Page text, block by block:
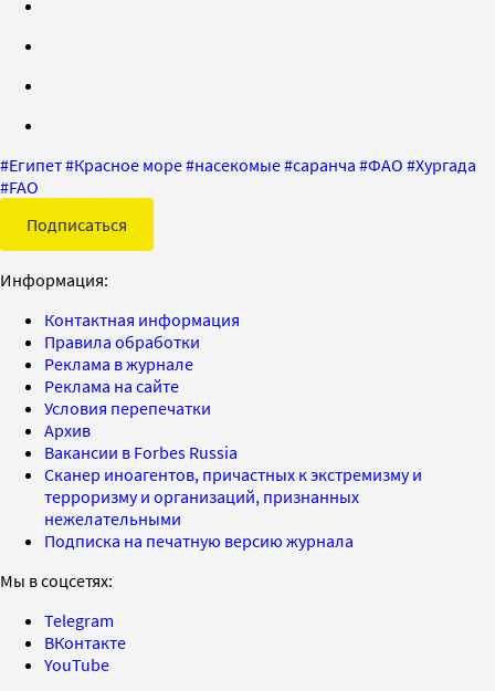
#Египет#Красное море#насекомые#саранча #ФАО #Хургада
#FAO
Подписаться
Информация:
Контактная информация
Правила обработки
Реклама в журнале
Реклама на сайте
Условия перепечатки
Архив
Вакансии в Forbes Russia
Сканер иноагентов, причастных к экстремизму и
терроризму и организаций, признанных
нежелательными
Подписка на печатную версию журнала
Мы в соцсетях:
Telegram
ВКонтакте
YouTube